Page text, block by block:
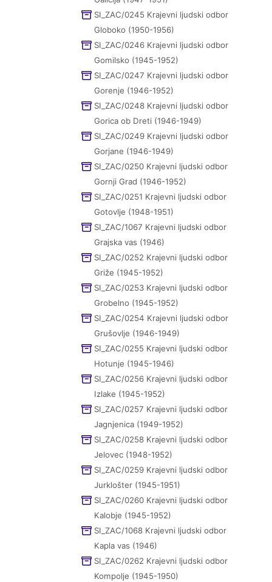
SI_ZAC/0245 Krajevni ljudski odbor
Globoko (1950-1956)
SI_ZAC/0246 Krajevni ljudski odbor
Gomilsko (1945-1952)
SI_ZAC/0247 Krajevni ljudski odbor
Gorenje (1946-1952)
SI_ZAC/0248 Krajevni ljudski odbor
Gorica ob Dreti (1946-1949)
SI_ZAC/0249 Krajevni ljudski odbor
Gorjane (1946-1949)
SI_ZAC/0250 Krajevni ljudski odbor
Gornji Grad (1946-1952)
SI_ZAC/0251 Krajevni ljudski odbor
Gotovlje (1948-1951)
SI_ZAC/1067 Krajevni ljudski odbor
Grajska vas (1946)
SI_ZAC/0252 Krajevni ljudski odbor
Griže (1945-1952)
SI_ZAC/0253 Krajevni ljudski odbor
Grobelno (1945-1952)
SI_ZAC/0254 Krajevni ljudski odbor
Grušovlje (1946-1949)
SI_ZAC/0255 Krajevni ljudski odbor
Hotunje (1945-1946)
SI_ZAC/0256 Krajevni ljudski odbor
Izlake (1945-1952)
SI_ZAC/0257 Krajevni ljudski odbor
Jagnjenica (1949-1952)
SI_ZAC/0258 Krajevni ljudski odbor
Jelovec (1948-1952)
SI_ZAC/0259 Krajevni ljudski odbor
Jurklošter (1945-1951)
SI_ZAC/0260 Krajevni ljudski odbor
Kalobje (1945-1952)
SI_ZAC/1068 Krajevni ljudski odbor
Kapla vas (1946)
SI_ZAC/0262 Krajevni ljudski odbor
Kompolje (1945-1950)